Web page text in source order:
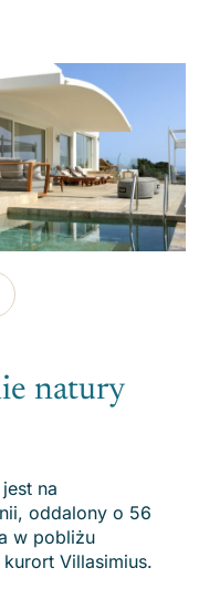
natury
na
oddalony o 56
w pobliżu
Villasimius.